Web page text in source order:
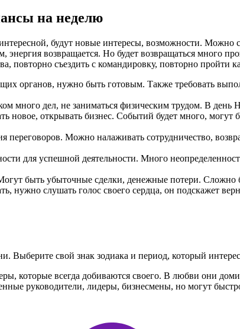
на неделю
будут новые интересы, возможности. Можно
возвращается. Но будет возвращаться много
повторно съездить с командировку, повторно пройти
органов, нужно быть готовым. Также требовать
много дел, не заниматься физическим трудом. В
новое, открывать бизнес. Событий будет много,
переговоров. Можно налаживать сотрудничество,
для успешной деятельности. Много
быть убыточные сделки, денежные потери. Сложно
нужно слушать голос своего сердца, он подскажет
Выберите свой знак зодиака и период, который
которые всегда добиваются своего. В любви они
руководители, лидеры, бизнесмены, но могут